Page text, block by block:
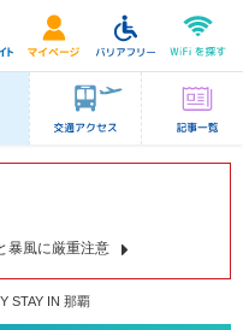
暴風に厳重注意
STAY IN 那覇